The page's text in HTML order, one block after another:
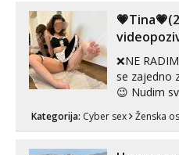
❌NE RADIM
se zajedno
😉 Nudim
poruku na
Kategorija: Cyber sex Ženska